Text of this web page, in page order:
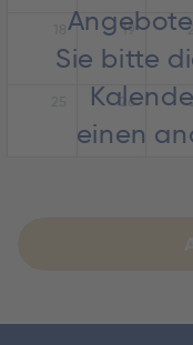
Sie bitte
einen
19
26